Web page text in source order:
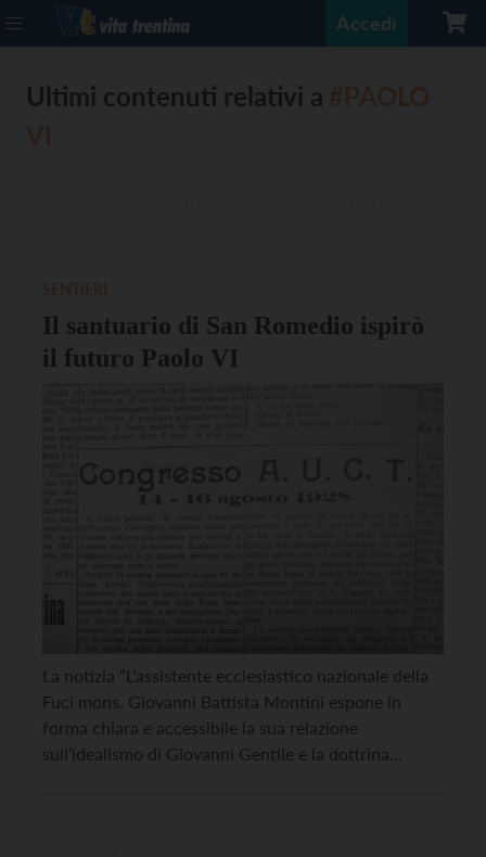
Accedi
Ultimi contenuti relativi a
Il santuario di San Romedio ispirò
il futuro Paolo VI
La notizia “L’assistente ecclesiastico nazionale della
Fuci mons. Giovanni Battista Montini espone in
forma chiara e accessibile la sua relazione
sull’idealismo di Giovanni Gentile e la dottrina